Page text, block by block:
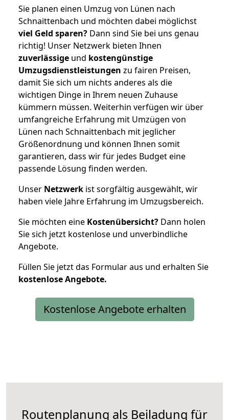
Sie planen einen Umzug von Lünen nach
Schnaittenbach und möchten dabei möglichst
viel Geld sparen? Dann sind Sie bei uns genau
richtig! Unser Netzwerk bieten Ihnen
zuverlässige und kostengünstige
Umzugsdienstleistungen zu fairen Preisen,
damit Sie sich um nichts anderes als die
wichtigen Dinge in Ihrem neuen Zuhause
kümmern müssen. Weiterhin verfügen wir über
umfangreiche Erfahrung mit Umzügen von
Lünen nach Schnaittenbach mit jeglicher
Größenordnung und können Ihnen somit
garantieren, dass wir für jedes Budget eine
passende Lösung finden werden.
Unser Netzwerk ist sorgfältig ausgewählt, wir
haben viele Jahre Erfahrung im Umzugsbereich.
Sie möchten eine Kostenübersicht? Dann holen
Sie sich jetzt kostenlose und unverbindliche
Angebote.
Füllen Sie jetzt das Formular aus und erhalten Sie
kostenloseAngebote.
Kostenlose Angebote erhalten
Routenplanung als Beiladung für